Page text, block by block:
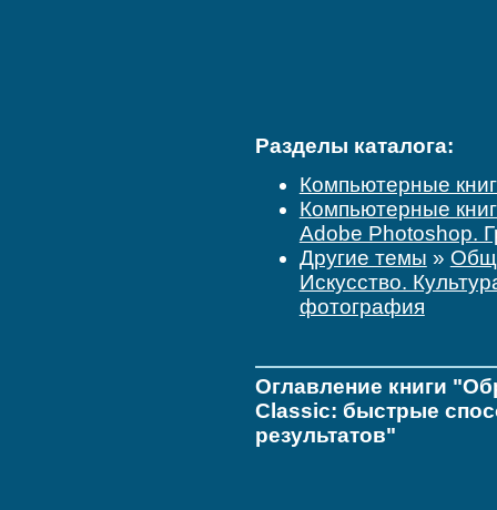
Разделы каталога:
Компьютерные
Компьютерные
Adobe Photoshop.
Другие темы »
Искусство.
фотография
Оглавление книги
Classic: быстрые
результатов"